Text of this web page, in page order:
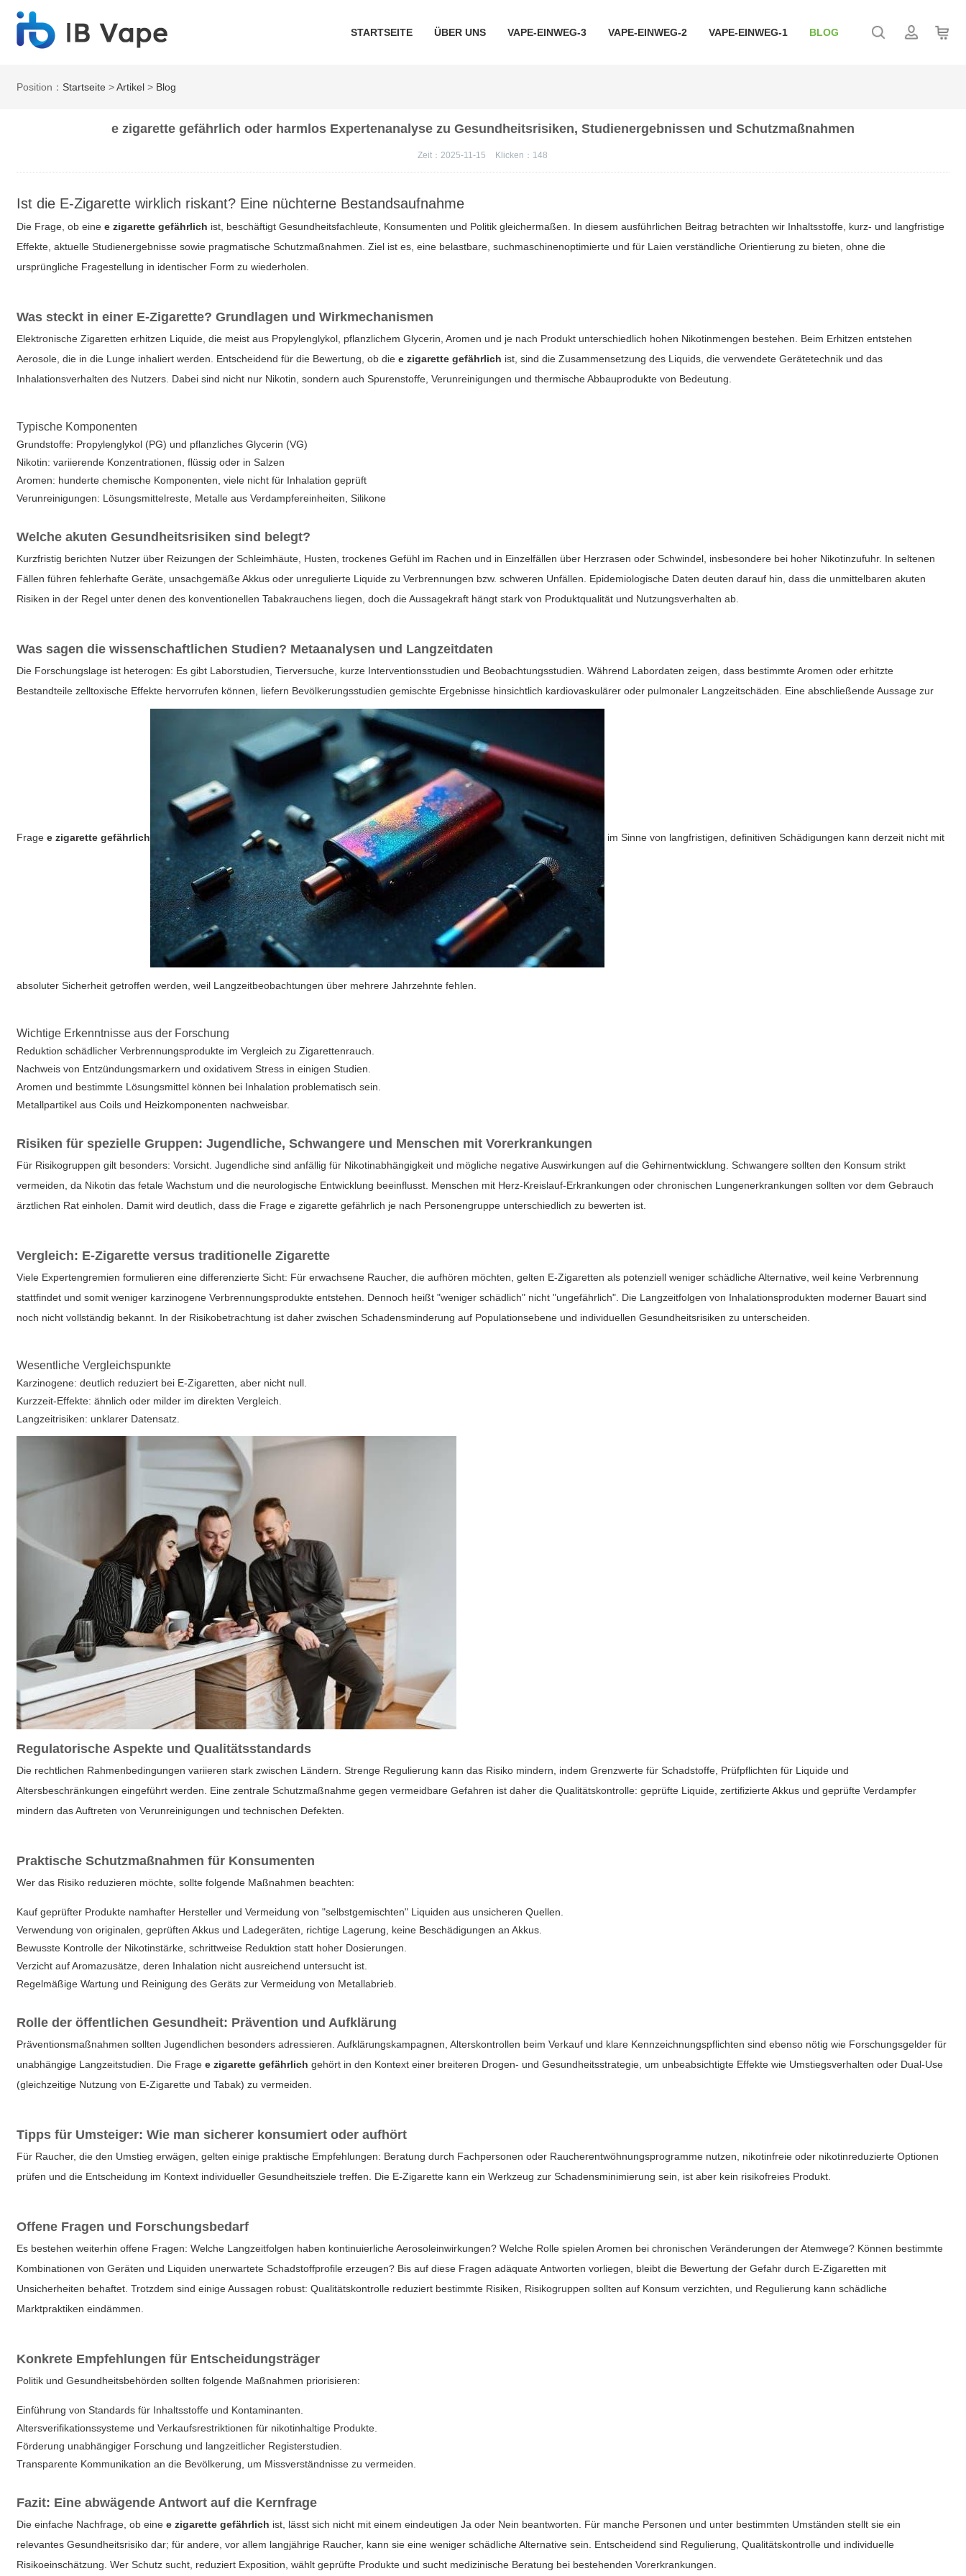
STARTSEITE ÜBER UNS VAPE-EINWEG-3 VAPE-EINWEG-2 VAPE-EINWEG-1 BLOG
Position： Startseite >Artikel > Blog
e zigarette gefährlich oder harmlos Expertenanalyse zu Gesundheitsrisiken, Studienergebnissen und Schutzmaßnahmen
Zeit：2025-11-15 Klicken： 148
Ist die E-Zigarette wirklich riskant? Eine nüchterne Bestandsaufnahme
Die Frage, ob einee zigarette gefährlich ist, beschäftigt Gesundheitsfachleute, Konsumenten und Politik gleichermaßen. In diesem ausführlichen Beitrag betrachten wir Inhaltsstoffe, kurz- und langfristige
Effekte, aktuelle Studienergebnisse sowie pragmatische Schutzmaßnahmen. Ziel ist es, eine belastbare, suchmaschinenoptimierte und für Laien verständliche Orientierung zu bieten, ohne die
ursprüngliche Fragestellung in identischer Form zu wiederholen.
Was steckt in einer E-Zigarette? Grundlagen und Wirkmechanismen
Elektronische Zigaretten erhitzen Liquide, die meist aus Propylenglykol, pflanzlichem Glycerin, Aromen und je nach Produkt unterschiedlich hohen Nikotinmengen bestehen. Beim Erhitzen entstehen
Aerosole, die in die Lunge inhaliert werden. Entscheidend für die Bewertung, ob diee zigarette gefährlich ist, sind die Zusammensetzung des Liquids, die verwendete Gerätetechnik und das
Inhalationsverhalten des Nutzers. Dabei sind nicht nur Nikotin, sondern auch Spurenstoffe, Verunreinigungen und thermische Abbauprodukte von Bedeutung.
Typische Komponenten
Grundstoffe: Propylenglykol (PG) und pflanzliches Glycerin (VG)
Nikotin: variierende Konzentrationen, flüssig oder in Salzen
Aromen: hunderte chemische Komponenten, viele nicht für Inhalation geprüft
Verunreinigungen: Lösungsmittelreste, Metalle aus Verdampfereinheiten, Silikone
Welche akuten Gesundheitsrisiken sind belegt?
Kurzfristig berichten Nutzer über Reizungen der Schleimhäute, Husten, trockenes Gefühl im Rachen und in Einzelfällen über Herzrasen oder Schwindel, insbesondere bei hoher Nikotinzufuhr. In seltenen
Fällen führen fehlerhafte Geräte, unsachgemäße Akkus oder unregulierte Liquide zu Verbrennungen bzw. schweren Unfällen. Epidemiologische Daten deuten darauf hin, dass die unmittelbaren akuten
Risiken in der Regel unter denen des konventionellen Tabakrauchens liegen, doch die Aussagekraft hängt stark von Produktqualität und Nutzungsverhalten ab.
Was sagen die wissenschaftlichen Studien? Metaanalysen und Langzeitdaten
Die Forschungslage ist heterogen: Es gibt Laborstudien, Tierversuche, kurze Interventionsstudien und Beobachtungsstudien. Während Labordaten zeigen, dass bestimmte Aromen oder erhitzte
Bestandteile zelltoxische Effekte hervorrufen können, liefern Bevölkerungsstudien gemischte Ergebnisse hinsichtlich kardiovaskulärer oder pulmonaler Langzeitschäden. Eine abschließende Aussage zur
Fragee zigarette gefährlich im Sinne von langfristigen, definitiven Schädigungen kann derzeit nicht mit
absoluter Sicherheit getroffen werden, weil Langzeitbeobachtungen über mehrere Jahrzehnte fehlen.
Wichtige Erkenntnisse aus der Forschung
Reduktion schädlicher Verbrennungsprodukte im Vergleich zu Zigarettenrauch.
Nachweis von Entzündungsmarkern und oxidativem Stress in einigen Studien.
Aromen und bestimmte Lösungsmittel können bei Inhalation problematisch sein.
Metallpartikel aus Coils und Heizkomponenten nachweisbar.
Risiken für spezielle Gruppen: Jugendliche, Schwangere und Menschen mit Vorerkrankungen
Für Risikogruppen gilt besonders: Vorsicht. Jugendliche sind anfällig für Nikotinabhängigkeit und mögliche negative Auswirkungen auf die Gehirnentwicklung. Schwangere sollten den Konsum strikt
vermeiden, da Nikotin das fetale Wachstum und die neurologische Entwicklung beeinflusst. Menschen mit Herz-Kreislauf-Erkrankungen oder chronischen Lungenerkrankungen sollten vor dem Gebrauch
ärztlichen Rat einholen. Damit wird deutlich, dass die Fragee zigarette gefährlich je nach Personengruppe unterschiedlich zu bewerten ist.
Vergleich: E-Zigarette versus traditionelle Zigarette
Viele Expertengremien formulieren eine differenzierte Sicht: Für erwachsene Raucher, die aufhören möchten, gelten E-Zigaretten als potenziell weniger schädliche Alternative, weil keine Verbrennung
stattfindet und somit weniger karzinogene Verbrennungsprodukte entstehen. Dennoch heißt "weniger schädlich" nicht "ungefährlich". Die Langzeitfolgen von Inhalationsprodukten moderner Bauart sind
noch nicht vollständig bekannt. In der Risikobetrachtung ist daher zwischen Schadensminderung auf Populationsebene und individuellen Gesundheitsrisiken zu unterscheiden.
Wesentliche Vergleichspunkte
Karzinogene: deutlich reduziert bei E-Zigaretten, aber nicht null.
Kurzzeit-Effekte: ähnlich oder milder im direkten Vergleich.
Langzeitrisiken: unklarer Datensatz.
Regulatorische Aspekte und Qualitätsstandards
Die rechtlichen Rahmenbedingungen variieren stark zwischen Ländern. Strenge Regulierung kann das Risiko mindern, indem Grenzwerte für Schadstoffe, Prüfpflichten für Liquide und
Altersbeschränkungen eingeführt werden. Eine zentrale Schutzmaßnahme gegen vermeidbare Gefahren ist daher die Qualitätskontrolle: geprüfte Liquide, zertifizierte Akkus und geprüfte Verdampfer
mindern das Auftreten von Verunreinigungen und technischen Defekten.
Praktische Schutzmaßnahmen für Konsumenten
Wer das Risiko reduzieren möchte, sollte folgende Maßnahmen beachten:
Kauf geprüfter Produkte namhafter Hersteller und Vermeidung von "selbstgemischten" Liquiden aus unsicheren Quellen.
Verwendung von originalen, geprüften Akkus und Ladegeräten, richtige Lagerung, keine Beschädigungen an Akkus.
Bewusste Kontrolle der Nikotinstärke, schrittweise Reduktion statt hoher Dosierungen.
Verzicht auf Aromazusätze, deren Inhalation nicht ausreichend untersucht ist.
Regelmäßige Wartung und Reinigung des Geräts zur Vermeidung von Metallabrieb.
Rolle der öffentlichen Gesundheit: Prävention und Aufklärung
Präventionsmaßnahmen sollten Jugendlichen besonders adressieren. Aufklärungskampagnen, Alterskontrollen beim Verkauf und klare Kennzeichnungspflichten sind ebenso nötig wie Forschungsgelder für
unabhängige Langzeitstudien. Die Fragee zigarette gefährlich gehört in den Kontext einer breiteren Drogen- und Gesundheitsstrategie, um unbeabsichtigte Effekte wie Umstiegsverhalten oder Dual-Use
(gleichzeitige Nutzung von E-Zigarette und Tabak) zu vermeiden.
Tipps für Umsteiger: Wie man sicherer konsumiert oder aufhört
Für Raucher, die den Umstieg erwägen, gelten einige praktische Empfehlungen: Beratung durch Fachpersonen oder Raucherentwöhnungsprogramme nutzen, nikotinfreie oder nikotinreduzierte Optionen
prüfen und die Entscheidung im Kontext individueller Gesundheitsziele treffen. Die E-Zigarette kann ein Werkzeug zur Schadensminimierung sein, ist aber kein risikofreies Produkt.
Offene Fragen und Forschungsbedarf
Es bestehen weiterhin offene Fragen: Welche Langzeitfolgen haben kontinuierliche Aerosoleinwirkungen? Welche Rolle spielen Aromen bei chronischen Veränderungen der Atemwege? Können bestimmte
Kombinationen von Geräten und Liquiden unerwartete Schadstoffprofile erzeugen? Bis auf diese Fragen adäquate Antworten vorliegen, bleibt die Bewertung der Gefahr durch E-Zigaretten mit
Unsicherheiten behaftet. Trotzdem sind einige Aussagen robust: Qualitätskontrolle reduziert bestimmte Risiken, Risikogruppen sollten auf Konsum verzichten, und Regulierung kann schädliche
Marktpraktiken eindämmen.
Konkrete Empfehlungen für Entscheidungsträger
Politik und Gesundheitsbehörden sollten folgende Maßnahmen priorisieren:
Einführung von Standards für Inhaltsstoffe und Kontaminanten.
Altersverifikationssysteme und Verkaufsrestriktionen für nikotinhaltige Produkte.
Förderung unabhängiger Forschung und langzeitlicher Registerstudien.
Transparente Kommunikation an die Bevölkerung, um Missverständnisse zu vermeiden.
Fazit: Eine abwägende Antwort auf die Kernfrage
Die einfache Nachfrage, ob einee zigarette gefährlich ist, lässt sich nicht mit einem eindeutigen Ja oder Nein beantworten. Für manche Personen und unter bestimmten Umständen stellt sie ein
relevantes Gesundheitsrisiko dar; für andere, vor allem langjährige Raucher, kann sie eine weniger schädliche Alternative sein. Entscheidend sind Regulierung, Qualitätskontrolle und individuelle
Risikoeinschätzung. Wer Schutz sucht, reduziert Exposition, wählt geprüfte Produkte und sucht medizinische Beratung bei bestehenden Vorerkrankungen.